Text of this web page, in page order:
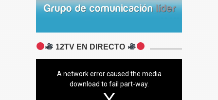
12TV EN DIRECTO
A network error caused the media
download to fail part-way.